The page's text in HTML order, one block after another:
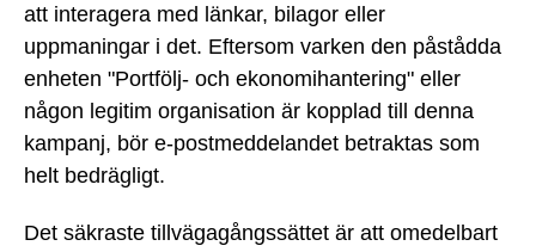
att interagera med länkar, bilagor eller
uppmaningar i det. Eftersom varken den påstådda
enheten "Portfölj- och ekonomihantering" eller
någon legitim organisation är kopplad till denna
kampanj, bör e-postmeddelandet betraktas som
helt bedrägligt.
Det säkraste tillvägagångssättet är att omedelbart